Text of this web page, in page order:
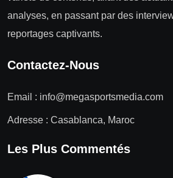
analyses, en passant par des
reportages captivants.
Contactez-Nous
Email : info@megasportsmedia.com
Adresse : Casablanca, Maroc
Les Plus Commentés